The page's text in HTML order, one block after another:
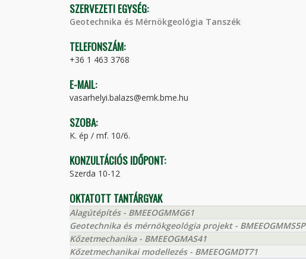
SZERVEZETI EGYSÉG:
Geotechnika és Mérnökgeológia Tanszék
TELEFONSZÁM:
+36 1 463 3768
E-MAIL:
vasarhelyi.balazs@emk.bme.hu
SZOBA:
K. ép / mf. 10/6.
KONZULTÁCIÓS IDŐPONT:
Szerda 10-12
OKTATOTT TANTÁRGYAK
Alagútépítés - BMEEOGMMG61
Geotechnika és mérnökgeológia projekt - BMEEOGMMS5P
Kőzetmechanika - BMEEOGMAS41
Kőzetmechanikai modellezés - BMEEOGMDT71